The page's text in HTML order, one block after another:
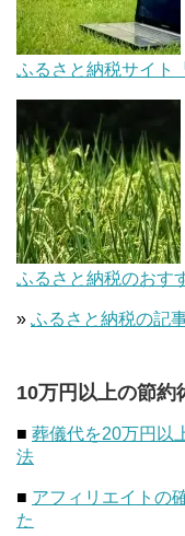
ふるさと納税サイト
ふるさと納税のおす
» ふるさと納税の記
10万円以上の節約
■ 葬儀代を20万円以
法
■ アフィリエイトの
た